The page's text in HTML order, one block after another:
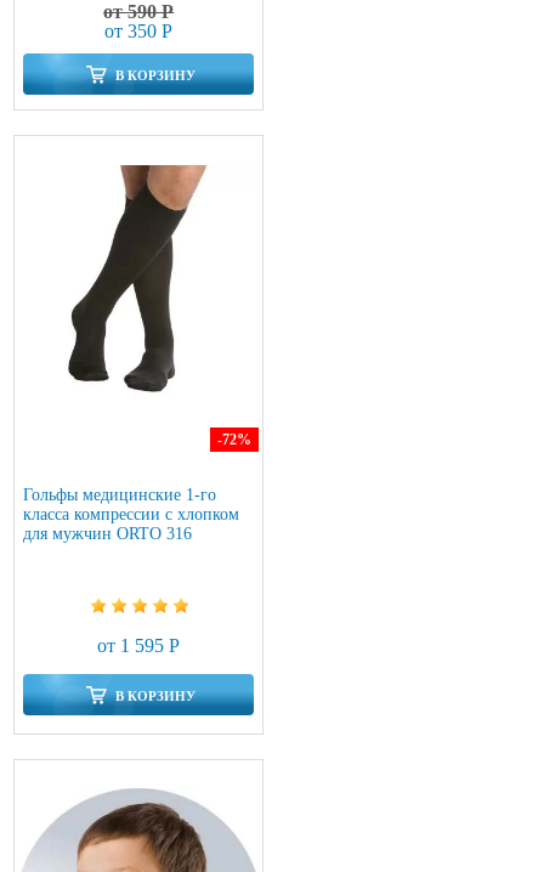
от 590 Р
от 350 Р
В КОРЗИНУ
-72%
Гольфы медицинские 1-го
класса компрессии с хлопком
для мужчин ORTO 316
от 1 595 Р
В КОРЗИНУ